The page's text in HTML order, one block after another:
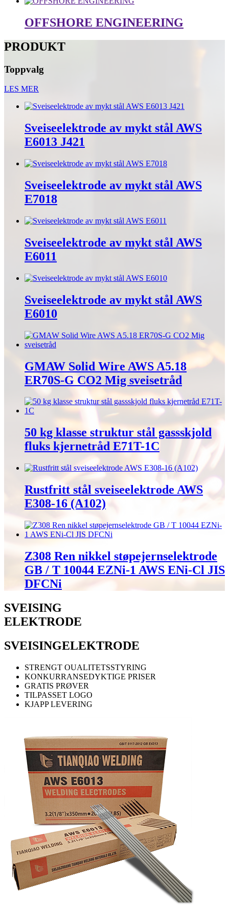
OFFSHORE ENGINEERING
PRODUKT
Toppvalg
LES MER
Sveiseelektrode av mykt stål AWS
E6013 J421
Sveiseelektrode av mykt stål AWS
E7018
Sveiseelektrode av mykt stål AWS
E6011
Sveiseelektrode av mykt stål AWS
E6010
GMAW Solid Wire AWS A5.18
ER70S-G CO2 Mig sveisetråd
50 kg klasse struktur stål gassskjold
fluks kjernetråd E71T-1C
Rustfritt stål sveiseelektrode AWS
E308-16 (A102)
Z308 Ren nikkel støpejernselektrode
GB / T 10044 EZNi-1 AWS ENi-Cl JIS
DFCNi
SVEISING
ELEKTRODE
SVEISINGELEKTRODE
STRENGT OUALITETSSTYRING
KONKURRANSEDYKTIGE PRISER
GRATIS PRØVER
TILPASSET LOGO
KJAPP LEVERING